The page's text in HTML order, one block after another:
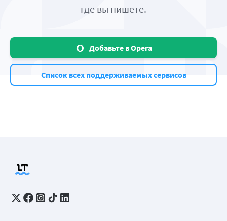
где вы пишете.
Добавьте в Opera
Список всех поддерживаемых сервисов